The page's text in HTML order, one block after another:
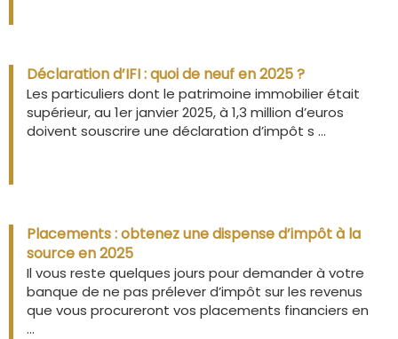
Déclaration d’IFI : quoi de neuf en 2025 ?
Les particuliers dont le patrimoine immobilier était
supérieur, au 1er janvier 2025, à 1,3 million d’euros
doivent souscrire une déclaration d’impôt s ...
Placements : obtenez une dispense d’impôt à la
source en 2025
Il vous reste quelques jours pour demander à votre
banque de ne pas prélever d’impôt sur les revenus
que vous procureront vos placements financiers en
...